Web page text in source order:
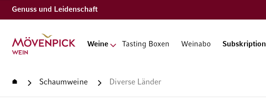
Genuss und Leidenschaft
Zur Startseite
Weine Tasting Boxen Weinabo Subskription
StartseiteSchaumweine Diverse Länder